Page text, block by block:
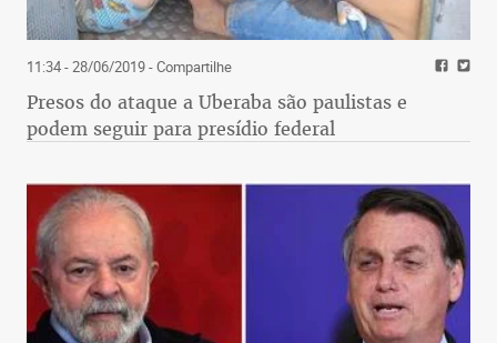
11:34 - 28/06/2019- Compartilhe
Presos do ataque a Uberaba são paulistas e
podem seguir para presídio federal